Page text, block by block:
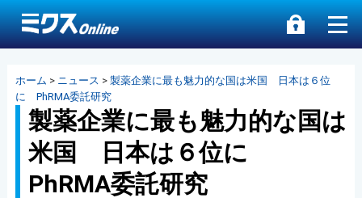
ホーム > ニュース > 製薬企業に最も魅力的な国は米国 日本は６位
に PhRMA委託研究
製薬企業に最も魅力的な国は
米国 日本は６位に
PhRMA委託研究